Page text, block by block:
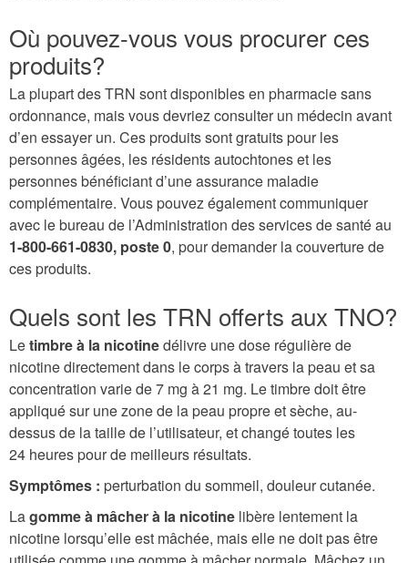
Où pouvez-vous vous procurer ces
produits?
La plupart des TRN sont disponibles en pharmacie sans
ordonnance, mais vous devriez consulter un médecin avant
d’en essayer un. Ces produits sont gratuits pour les
personnes âgées, les résidents autochtones et les
personnes bénéficiant d’une assurance maladie
complémentaire. Vous pouvez également communiquer
avec le bureau de l’Administration des services de santé au
1-800-661-0830, poste 0, pour demander la couverture de
ces produits.
Quels sont les TRN offerts aux TNO?
Letimbre à la nicotinedélivre une dose régulière de
nicotine directement dans le corps à travers la peau et sa
concentration varie de 7 mg à 21 mg. Le timbre doit être
appliqué sur une zone de la peau propre et sèche, au-
dessus de la taille de l’utilisateur, et changé toutes les
24 heures pour de meilleurs résultats.
Symptômes : perturbation du sommeil, douleur cutanée.
Lagomme à mâcher à la nicotine libère lentement la
nicotine lorsqu’elle est mâchée, mais elle ne doit pas être